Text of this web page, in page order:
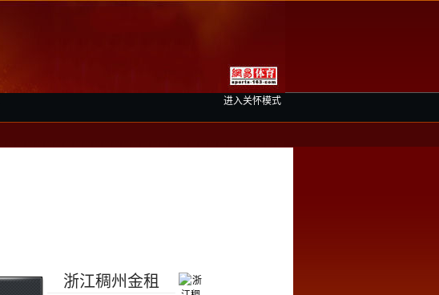
进入关怀模式
浙江稠州金租